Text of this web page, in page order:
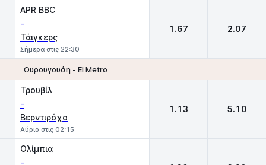
APR BBC
-
Τάιγκερς
Σήμερα στις 22:30
1.67 2.07
Ουρουγουάη - El Metro
Τρουβίλ
-
Βερντιρόχο
Αύριο στις 02:15
1.13 5.10
Ολίμπια
-